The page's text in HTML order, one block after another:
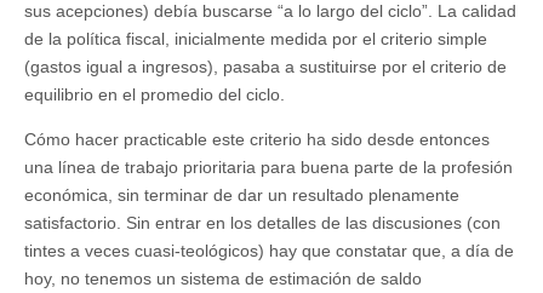
sus acepciones) debía buscarse “a lo largo del ciclo”. La calidad
de la política fiscal, inicialmente medida por el criterio simple
(gastos igual a ingresos), pasaba a sustituirse por el criterio de
equilibrio en el promedio del ciclo.
Cómo hacer practicable este criterio ha sido desde entonces
una línea de trabajo prioritaria para buena parte de la profesión
económica, sin terminar de dar un resultado plenamente
satisfactorio. Sin entrar en los detalles de las discusiones (con
tintes a veces cuasi-teológicos) hay que constatar que, a día de
hoy, no tenemos un sistema de estimación de saldo